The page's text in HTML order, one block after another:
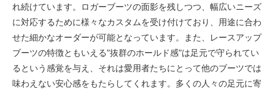
れ続けています。ロガーブーツの面影を残しつつ、幅広いニーズ
に対応するために様々なカスタムを受け付けており、用途に合わ
せた細かなオーダーが可能となっています。また、レースアップ
ブーツの特徴ともいえる”抜群のホールド感”は足元で守られてい
るという感覚を与え、それは愛用者たちにとって他のブーツでは
味わえない安心感をもたらしてくれます。多くの人々の足元に寄